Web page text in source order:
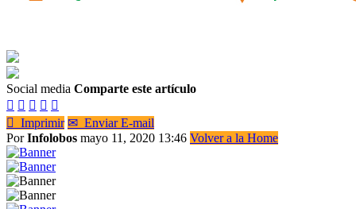
Social media Comparte este artículo
    
 Imprimir ✉ Enviar E-mail
PorInfolobos mayo 11, 2020 13:46 Volver a la Home